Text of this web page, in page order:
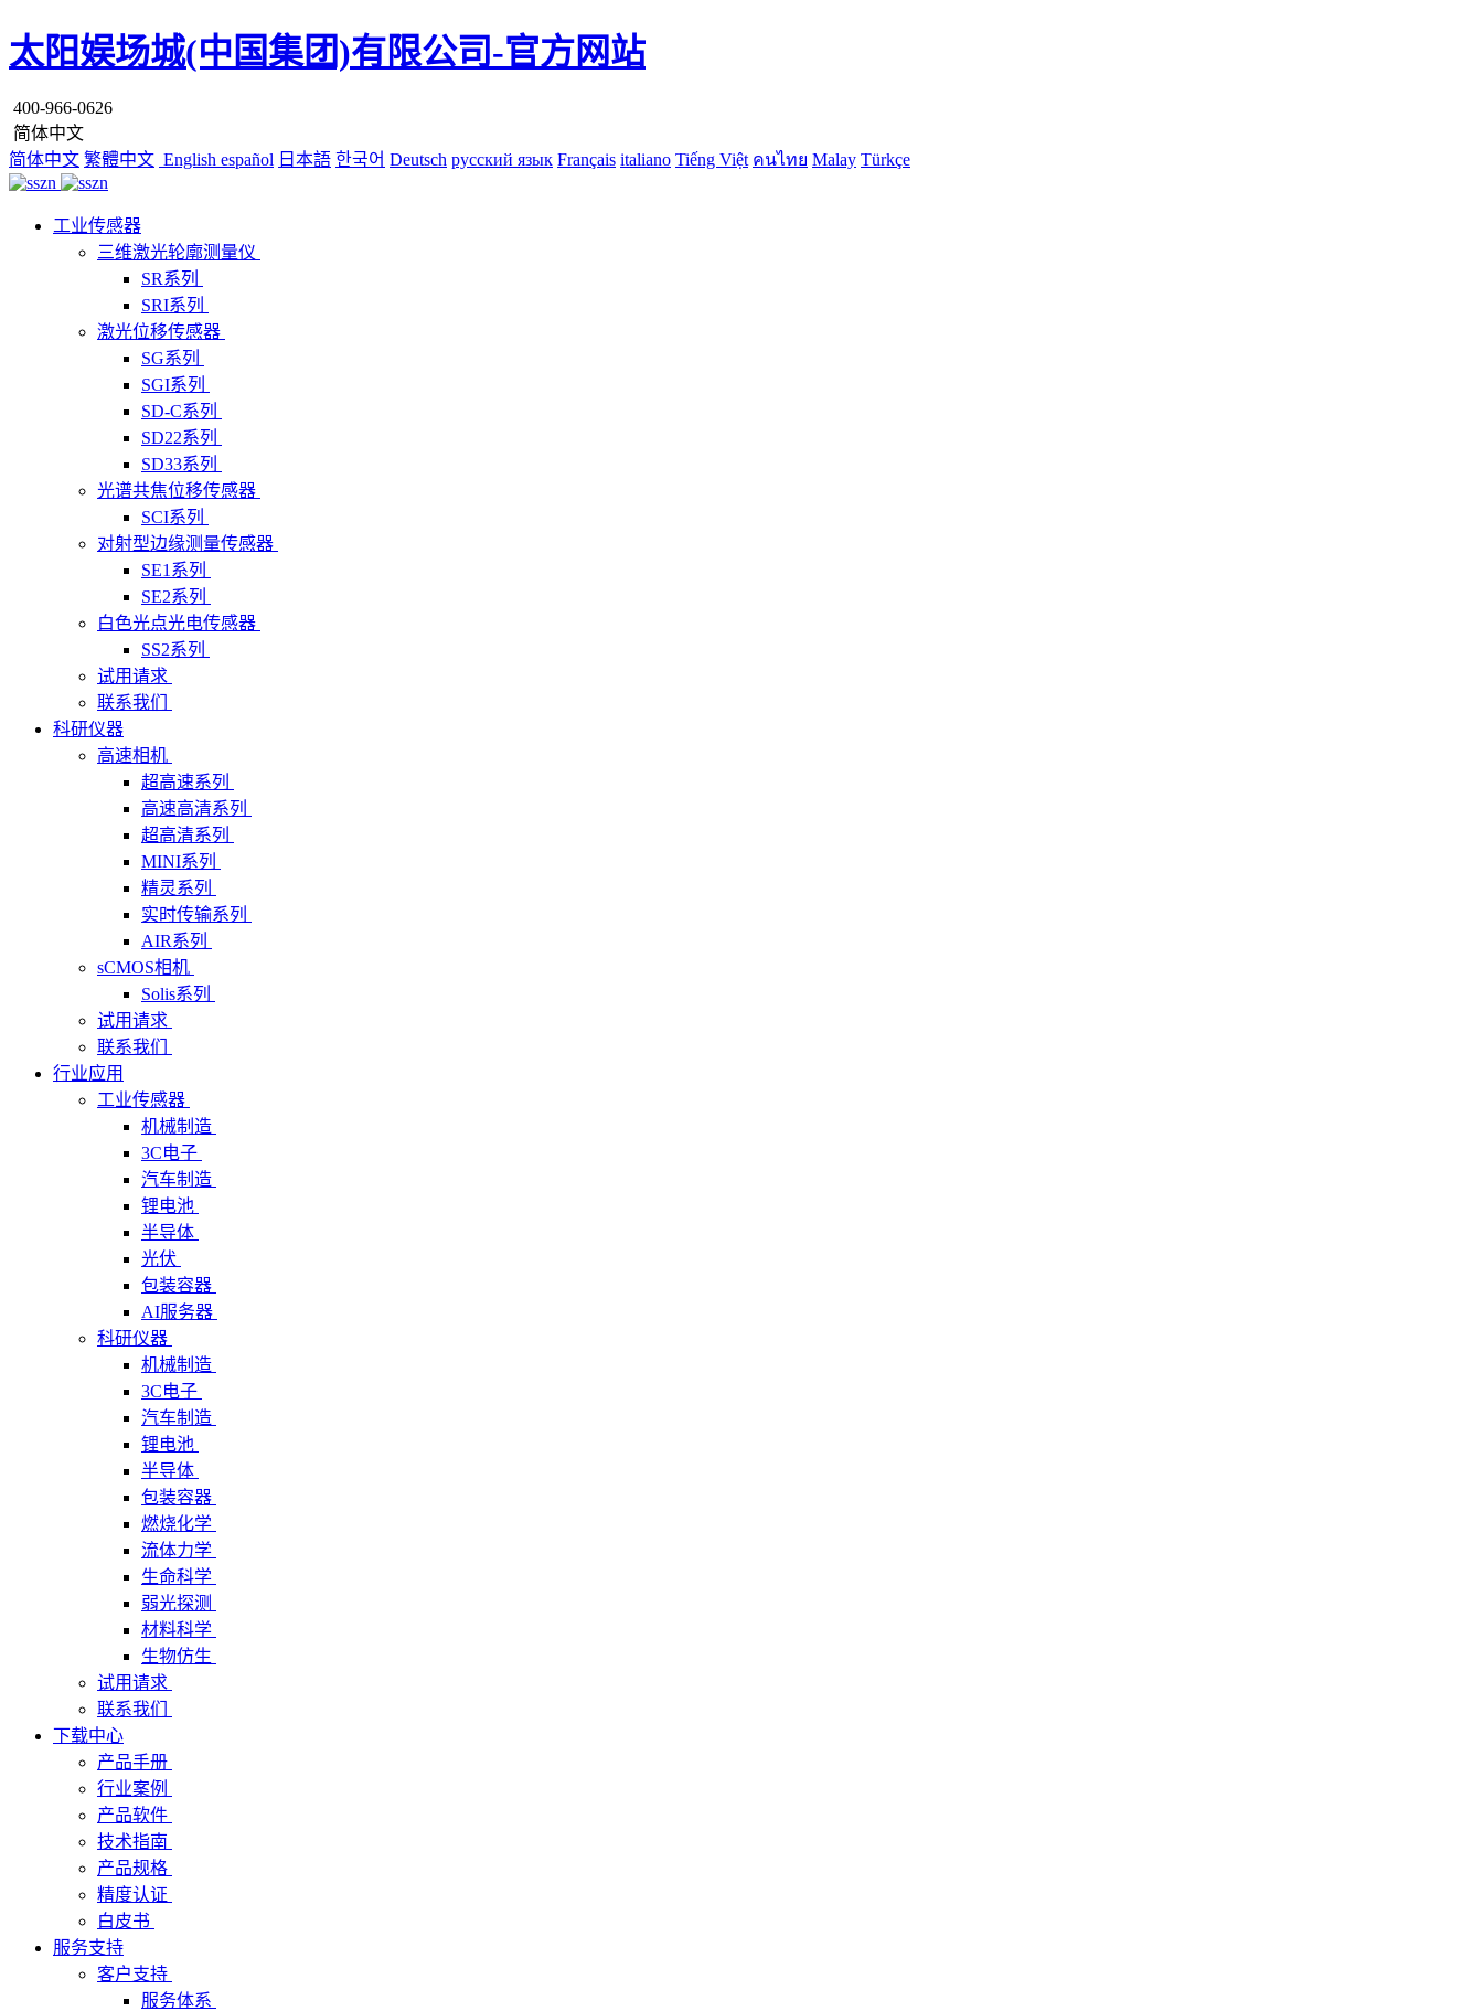
太阳娱场城(中国集团)有限公司-官方网站
400-966-0626
简体中文
简体中文 繁體中文 English español 日本語 한국어 Deutsch русский язык Français italiano Tiếng Việt คนไทย Malay Türkçe
工业传感器
三维激光轮廓测量仪
SR系列
SRI系列
激光位移传感器
SG系列
SGI系列
SD-C系列
SD22系列
SD33系列
光谱共焦位移传感器
SCI系列
对射型边缘测量传感器
SE1系列
SE2系列
白色光点光电传感器
SS2系列
试用请求
联系我们
科研仪器
高速相机
超高速系列
高速高清系列
超高清系列
MINI系列
精灵系列
实时传输系列
AIR系列
sCMOS相机
Solis系列
试用请求
联系我们
行业应用
工业传感器
机械制造
3C电子
汽车制造
锂电池
半导体
光伏
包装容器
AI服务器
科研仪器
机械制造
3C电子
汽车制造
锂电池
半导体
包装容器
燃烧化学
流体力学
生命科学
弱光探测
材料科学
生物仿生
试用请求
联系我们
下载中心
产品手册
行业案例
产品软件
技术指南
产品规格
精度认证
白皮书
服务支持
客户支持
服务体系